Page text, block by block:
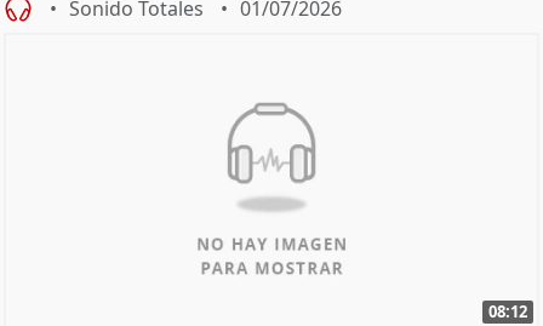
Sonido Totales 01/07/2026
08:12